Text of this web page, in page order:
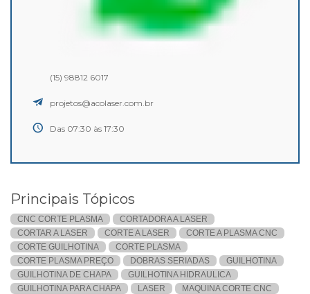
(15) 98812 6017
projetos@acolaser.com.br
Das 07:30 às 17:30
Principais Tópicos
CNC CORTE PLASMA
CORTADORA A LASER
CORTAR A LASER
CORTE A LASER
CORTE A PLASMA CNC
CORTE GUILHOTINA
CORTE PLASMA
CORTE PLASMA PREÇO
DOBRAS SERIADAS
GUILHOTINA
GUILHOTINA DE CHAPA
GUILHOTINA HIDRAULICA
GUILHOTINA PARA CHAPA
LASER
MAQUINA CORTE CNC